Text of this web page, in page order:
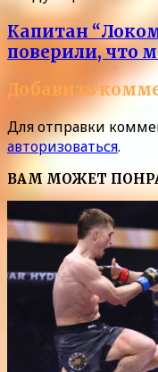
Капитан
поверили, что
Добавить
Для отправки
авторизоваться.
ВАМ МОЖЕТ